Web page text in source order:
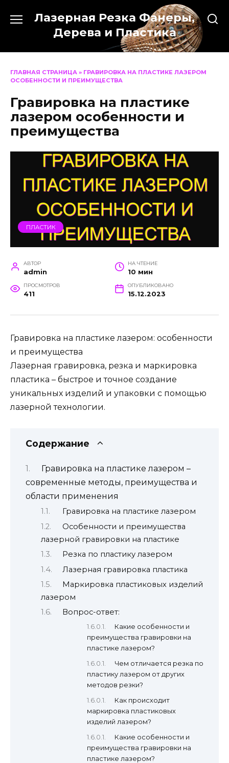
содержанию
Лазерная Резка Фанеры,
Дерева и Пластика
ГЛАВНАЯ СТРАНИЦА » ГРАВИРОВКА НА ПЛАСТИКЕ ЛАЗЕРОМ
ОСОБЕННОСТИ И ПРЕИМУЩЕСТВА
Гравировка на пластике
лазером особенности и
преимущества
ПЛАСТИК
АВТОР
admin
НА ЧТЕНИЕ
10 мин
ПРОСМОТРОВ
411
ОПУБЛИКОВАНО
15.12.2023
Гравировка на пластике лазером: особенности
и преимущества
Лазерная гравировка, резка и маркировка
пластика – быстрое и точное создание
уникальных изделий и упаковки с помощью
лазерной технологии.
Содержание
Гравировка на пластике лазером –
современные методы, преимущества и
области применения
Гравировка на пластике лазером
Особенности и преимущества
лазерной гравировки на пластике
Резка по пластику лазером
Лазерная гравировка пластика
Маркировка пластиковых изделий
лазером
Вопрос-ответ:
Какие особенности и
преимущества гравировки на
пластике лазером?
Чем отличается резка по
пластику лазером от других
методов резки?
Как происходит
маркировка пластиковых
изделий лазером?
Какие особенности и
преимущества гравировки на
пластике лазером?